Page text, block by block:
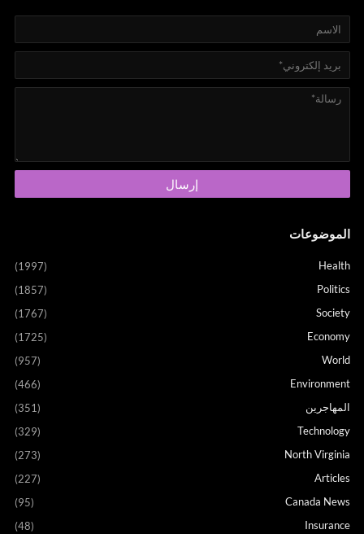
الموضوعات
Health
(1997)
Politics
(1857)
Society
(1767)
Economy
(1725)
World
(957)
Environment
(466)
المهاجرين
(351)
Technology
(329)
North Virginia
(273)
Articles
(227)
Canada News
(95)
Insurance
(48)